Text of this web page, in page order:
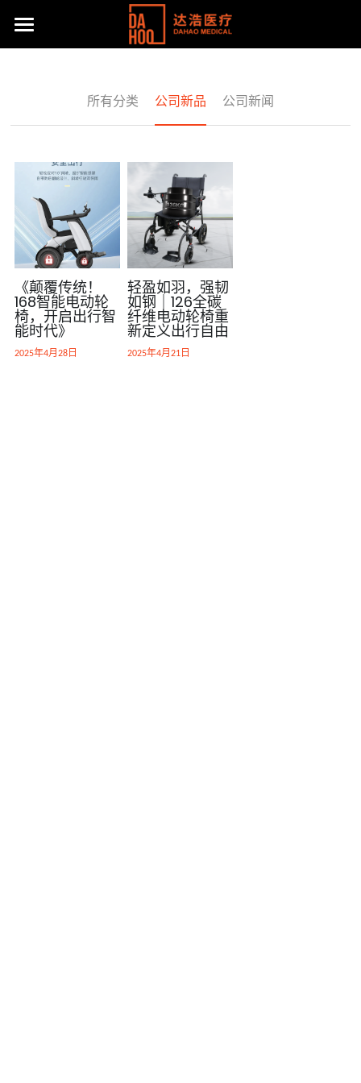
产品展示
所有分类
病床/护理床
座便椅
移位机
手动轮椅
电动轮椅
关于我们
达浩简介
工厂风采
体系认证及荣誉
社会责任
公司动态
主流产品
联系方式
提供技术支持
所有分类 公司新品 公司新闻
《颠覆传统！
168智能电动轮
椅，开启出行智
能时代》
2025年4月28日
轻盈如羽，强韧
如钢｜126全碳
纤维电动轮椅重
新定义出行自由
2025年4月21日